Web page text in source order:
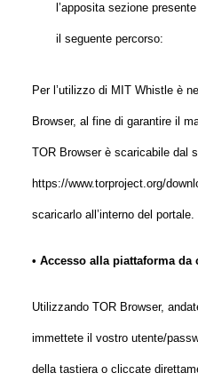
l’apposita sezione
il seguente percorso:
Per l’utilizzo di MIT Whistle è
Browser, al fine di garantire il
TOR Browser è scaricabile dal
https://www.torproject.org/
scaricarlo all’interno del portale.
• Accesso alla piattaforma da
Utilizzando TOR Browser,
immettete il vostro utente/
della tastiera o cliccate